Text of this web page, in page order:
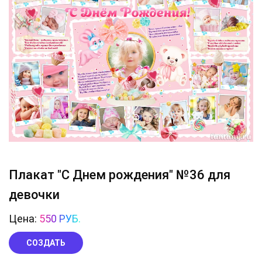
Плакат "С Днем рождения" №36 для
девочки
Цена: 550 РУБ.
СОЗДАТЬ